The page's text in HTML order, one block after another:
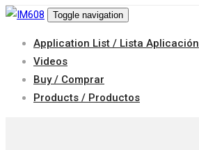
Toggle navigation
Application List / Lista Aplicación
Videos
Buy / Comprar
Products / Productos